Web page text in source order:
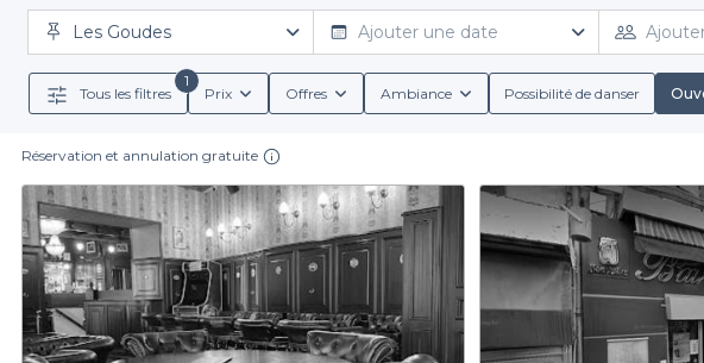
Les Goudes Ajouter une date
Tous les filtres
1
Prix Offres Ambiance Possibilité de danser
Réservation et annulation gratuite